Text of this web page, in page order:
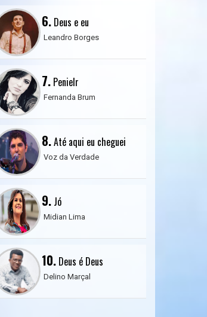
6.Deus e eu
Leandro Borges
7.Penielr
Fernanda Brum
8.Até aqui eu cheguei
Voz da Verdade
9.Jó
Midian Lima
10.Deus é Deus
Delino Marçal